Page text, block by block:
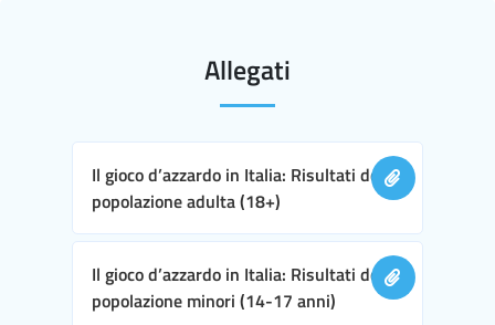
Allegati
Il gioco d’azzardo in Italia: Risultati della
popolazione adulta (18+)
Il gioco d’azzardo in Italia: Risultati della
popolazione minori (14-17 anni)